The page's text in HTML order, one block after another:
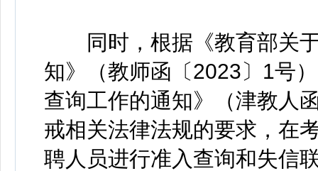
同时，根据《教育部关于
知》（教师函〔2023〕1号
查询工作的通知》（津教人
戒相关法律法规的要求，在
聘人员进行准入查询和失信